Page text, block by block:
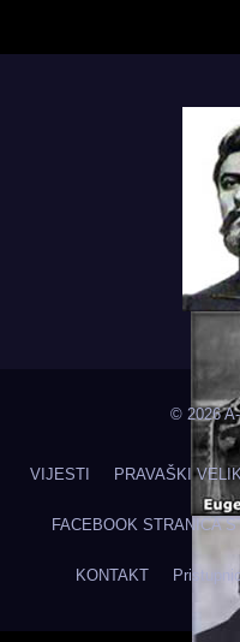
© 2026
VIJESTI PRAVAŠKI
FACEBOOK STRANICA
KONTAKT